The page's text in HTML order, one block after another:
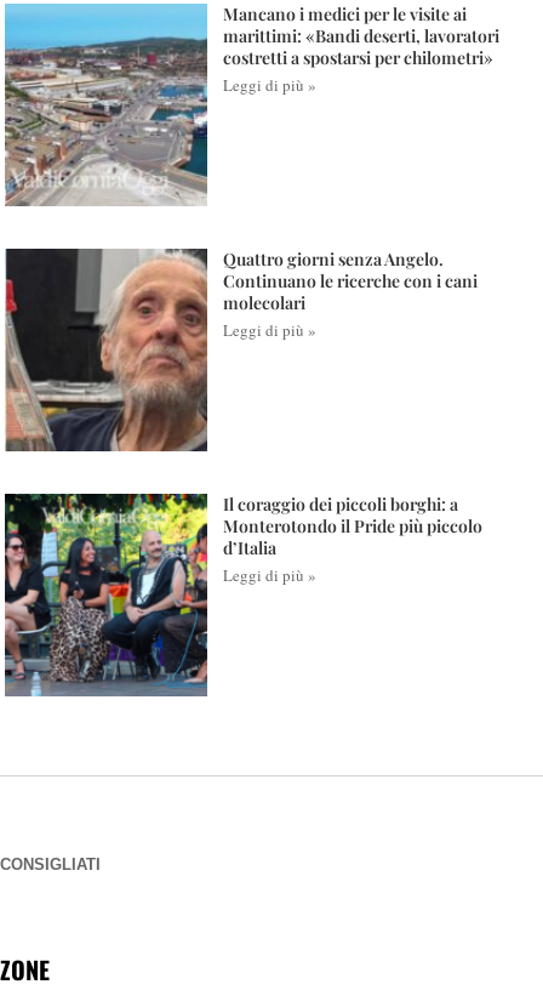
Mancano i medici per le visite ai
marittimi: «Bandi deserti, lavoratori
costretti a spostarsi per chilometri»
Leggi di più »
Quattro giorni senza Angelo.
Continuano le ricerche con i cani
molecolari
Leggi di più »
Il coraggio dei piccoli borghi: a
Monterotondo il Pride più piccolo
d’Italia
Leggi di più »
CONSIGLIATI
ZONE